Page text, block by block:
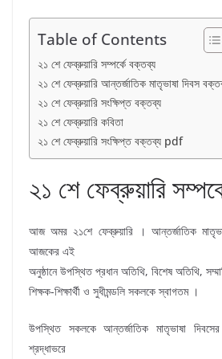
Table of Contents
২১ শে ফেব্রুয়ারি সম্পর্কে বক্তব্য
২১ শে ফেব্রুয়ারি আন্তর্জাতিক মাতৃভাষা দিবস
২১ শে ফেব্রুয়ারি সংক্ষিপ্ত বক্তব্য
২১ শে ফেব্রুয়ারি কবিতা
২১ শে ফেব্রুয়ারি সংক্ষিপ্ত বক্তব্য pdf
২১ শে ফেব্রুয়ারি
আজ অমর ২১শে ফেব্রুয়ারি । আন্তর্জাতিক
আজকের এই
অনুষ্ঠানে উপস্থিত প্রধান অতিথি, বিশেষ অতিথি,
শিক্ষক-শিক্ষার্থী ও সুধীমন্ডলি সকলকে স্বাগতম ।
উপস্থিত সকলকে আন্তর্জাতিক মাতৃভাষা
শ্রদ্ধাভরে